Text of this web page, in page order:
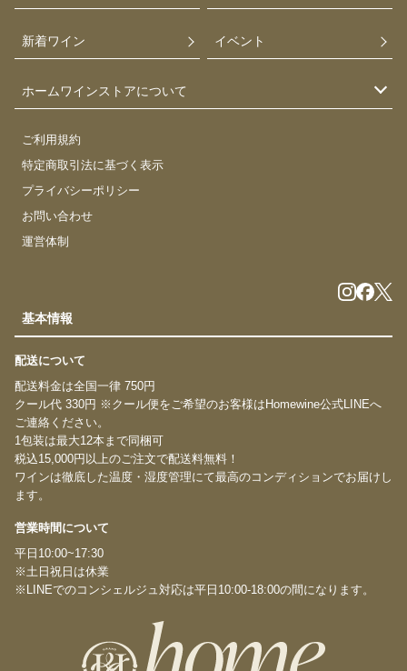
新着ワイン イベント
ホームワインストアについて
ご利用規約
特定商取引法に基づく表示
プライバシーポリシー
お問い合わせ
運営体制
基本情報
配送について
配送料金は全国一律 750円
クール代 330円 ※クール便をご希望のお客様はHomewine公式LINEへ
ご連絡ください。
1包装は最大12本まで同梱可
税込15,000円以上のご注文で配送料無料！
ワインは徹底した温度・湿度管理にて最高のコンディションでお届けし
ます。
営業時間について
平日10:00~17:30
※土日祝日は休業
※LINEでのコンシェルジュ対応は平日10:00-18:00の間になります。